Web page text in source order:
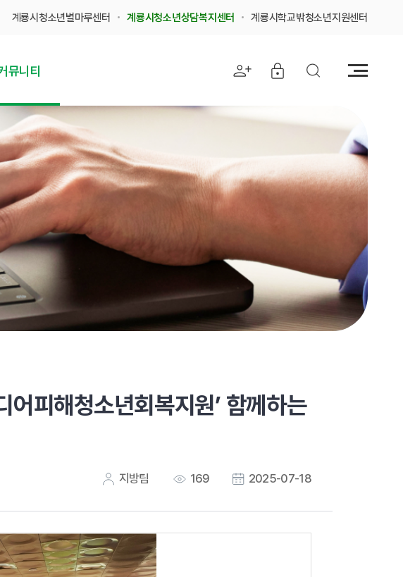
계룡시청소년별마루센터 계룡시청소년상담복지센터 계룡시학교밖청소년지원센터
메
뉴
뮤니티
지사항
용공고
도자료
토갤러리
계기관
문조사
피해청소년회복지원’ 함께하는
지방팀 169 2025-07-18